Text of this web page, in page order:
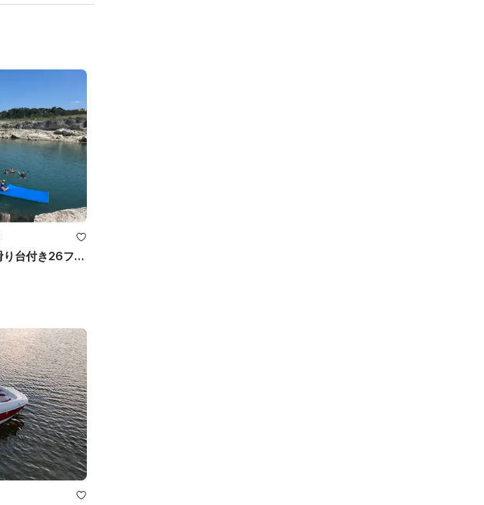
最新の2025、コンロー湖の滑り台付き26フィートヤマハダブルデッカー